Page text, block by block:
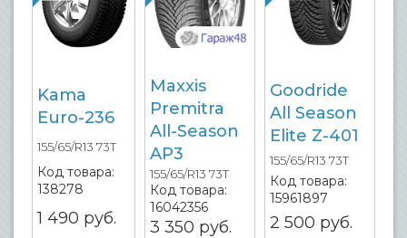
Kama
Euro-236
155/65/R13 73T
Код товара:
138278
1 490 руб.
Maxxis
Premitra
All-Season
AP3
155/65/R13 73T
Код товара:
16042356
3 350 руб.
Goodride
All Season
Elite Z-401
155/65/R13 73T
Код товара:
15961897
2 500 руб.